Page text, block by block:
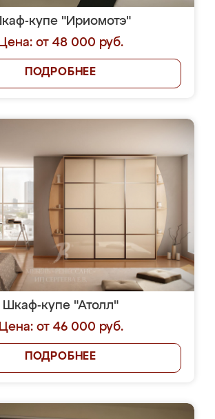
купе "Ириомотэ"
Цена: от 48 000 руб.
ПОДРОБНЕЕ
Шкаф-купе "Атолл"
Цена: от 46 000 руб.
ПОДРОБНЕЕ